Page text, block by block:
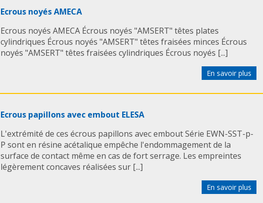
Ecrous noyés AMECA
Ecrous noyés AMECA Écrous noyés "AMSERT" têtes plates
cylindriques Écrous noyés "AMSERT" têtes fraisées minces Écrous
noyés "AMSERT" têtes fraisées cylindriques Écrous noyés [...]
En savoir plus
Ecrous papillons avec embout ELESA
L'extrémité de ces écrous papillons avec embout Série EWN-SST-p-
P sont en résine acétalique empêche l'endommagement de la
surface de contact même en cas de fort serrage. Les empreintes
légèrement concaves réalisées sur [...]
En savoir plus